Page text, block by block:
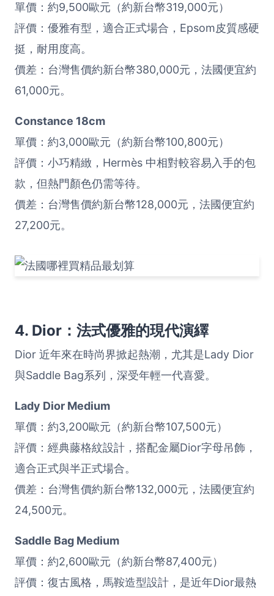
單價：約9,500歐元（約新台幣319,000元）
評價：優雅有型，適合正式場合，Epsom皮質感硬
挺，耐用度高。
價差：台灣售價約新台幣380,000元，法國便宜約
61,000元。
Constance 18cm
單價：約3,000歐元（約新台幣100,800元）
評價：小巧精緻，Hermès 中相對較容易入手的包
款，但熱門顏色仍需等待。
價差：台灣售價約新台幣128,000元，法國便宜約
27,200元。
4. Dior：法式優雅的現代演繹
Dior 近年來在時尚界掀起熱潮，尤其是Lady Dior
與Saddle Bag系列，深受年輕一代喜愛。
Lady Dior Medium
單價：約3,200歐元（約新台幣107,500元）
評價：經典藤格紋設計，搭配金屬Dior字母吊飾，
適合正式與半正式場合。
價差：台灣售價約新台幣132,000元，法國便宜約
24,500元。
Saddle Bag Medium
單價：約2,600歐元（約新台幣87,400元）
評價：復古風格，馬鞍造型設計，是近年Dior最熱